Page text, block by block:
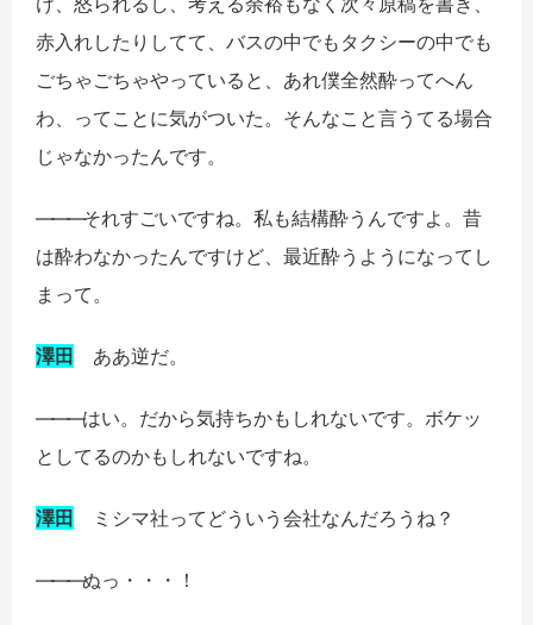
赤入れしたりしてて、バスの中でもタクシーの中でも
ごちゃごちゃやっていると、あれ僕全然酔ってへん
わ、ってことに気がついた。そんなこと言うてる場合
じゃなかったんです。
―――それすごいですね。私も結構酔うんですよ。昔
は酔わなかったんですけど、最近酔うようになってし
まって。
澤田 ああ逆だ。
―――はい。だから気持ちかもしれないです。ボケッ
としてるのかもしれないですね。
澤田 ミシマ社ってどういう会社なんだろうね？
―――ぬっ・・・！